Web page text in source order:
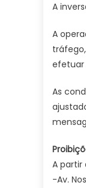
A
A
efetuar
As
A partir
-Av.